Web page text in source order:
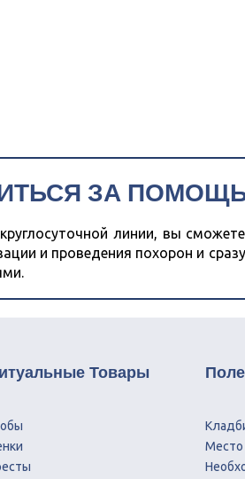
ЗА
линии, вы сможете
и проведения похорон и сразу
Товары
Место